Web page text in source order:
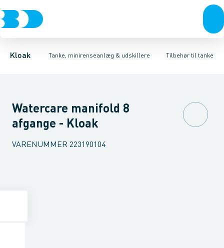
Kloak Tanke, minirenseanlæg & udskillere
Rør & fittingsBrøndeBrøndgodsLinjeafvandingTanke,
Tilbehør til tanke
Udskillere Tanke Tilbehør til tankeMini renseanlæg
Tilbehør til tryknedsivningTilbehør til gravitationTilbehør til
Watercare manifold 8
afgange - Kloak
VARENUMMER 223190104